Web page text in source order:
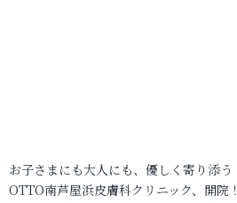
お子さまにも大人にも、優しく寄り添う
OTTO南芦屋浜皮膚科クリニック、開院！